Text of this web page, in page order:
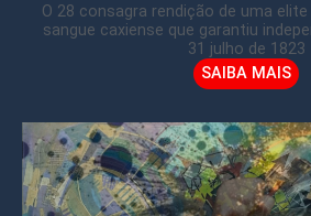
O 28 consagra rendição de uma
sangue caxiense que garantiu
31 julho de 1823
SAIBA MAIS